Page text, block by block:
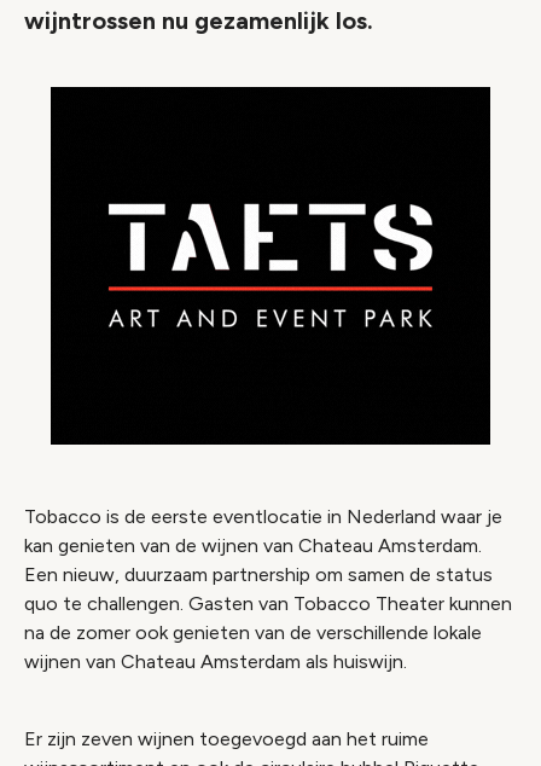
wijntrossen nu gezamenlijk los.
Tobacco is de eerste eventlocatie in Nederland waar je
kan genieten van de wijnen van Chateau Amsterdam.
Een nieuw, duurzaam partnership om samen de status
quo te challengen. Gasten van Tobacco Theater kunnen
na de zomer ook genieten van de verschillende lokale
wijnen van Chateau Amsterdam als huiswijn.
Er zijn zeven wijnen toegevoegd aan het ruime